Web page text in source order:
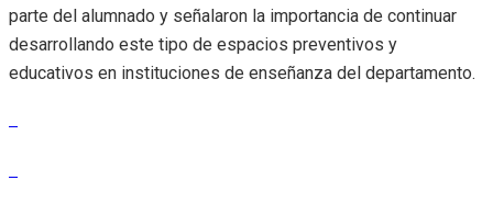
parte del alumnado y señalaron la importancia de continuar
desarrollando este tipo de espacios preventivos y
educativos en instituciones de enseñanza del departamento.